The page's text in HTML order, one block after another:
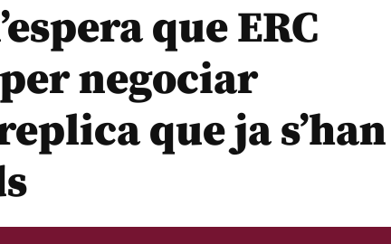
que ERC
negociar
que ja s’han